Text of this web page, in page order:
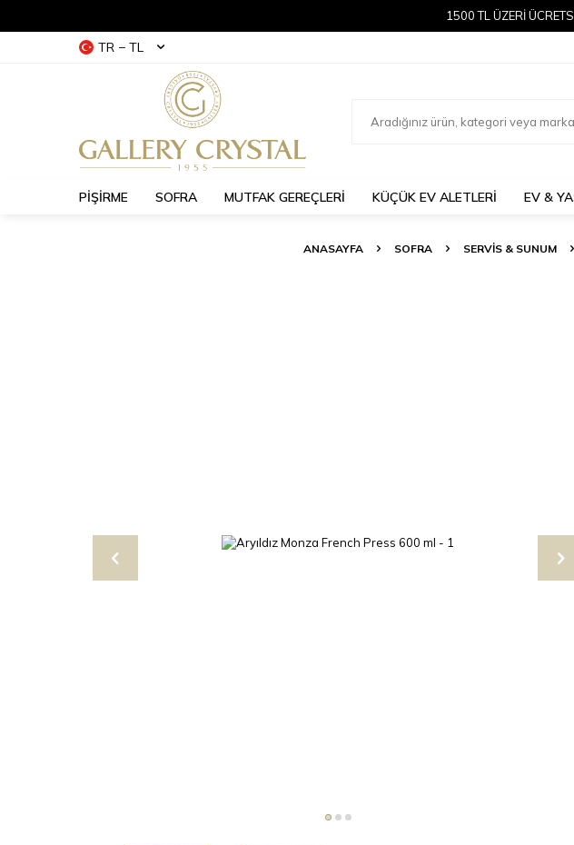
1500 TL ÜZERİ
TR − TL
PİŞİRME SOFRA MUTFAK GEREÇLERİ KÜÇÜK EV ALETLERİ EV &
ANASAYFA SOFRA SERVIS & SUNUM